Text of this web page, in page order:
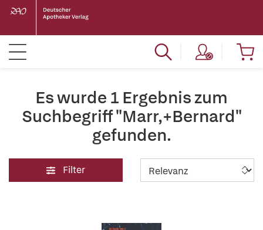
Es wurde 1 Ergebnis zum
Suchbegriff "Marr,+Bernard"
gefunden.
Filter